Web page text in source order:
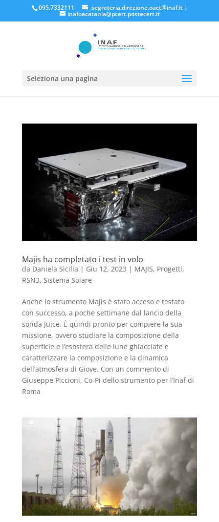
095.7332111 segreteria.direzione.oact@inaf.it|
inafoacatania@pcert.postecert.it
Seleziona una pagina
Majis ha completato i test in volo
da Daniela Sicilia | Giu 12, 2023 | MAJIS, Progetti,
RSN3, Sistema Solare
Anche lo strumento Majis è stato acceso e testato
con successo, a poche settimane dal lancio della
sonda Juice. È quindi pronto per compiere la sua
missione, ovvero studiare la composizione della
superficie e l’esosfera delle lune ghiacciate e
caratterizzare la composizione e la dinamica
dell’atmosfera di Giove. Con un commento di
Giuseppe Piccioni, Co-Pi dello strumento per l’Inaf di
Roma